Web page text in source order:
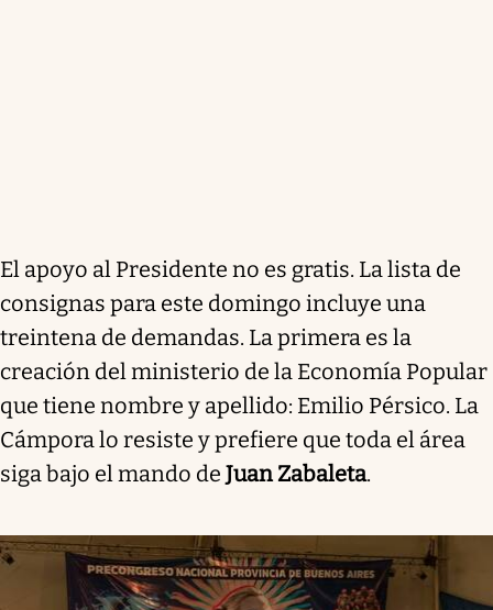
El apoyo al Presidente no es gratis. La lista de
consignas para este domingo incluye una
treintena de demandas. La primera es la
creación del ministerio de la Economía Popular
que tiene nombre y apellido: Emilio Pérsico. La
Cámpora lo resiste y prefiere que toda el área
siga bajo el mando de Juan Zabaleta.